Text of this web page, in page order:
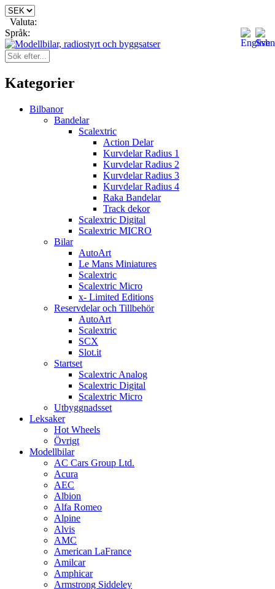
Valuta:
Språk:
Kategorier
Bilbanor
Bandelar
Scalextric
Action Delar
Kurvdelar Radius 1
Kurvdelar Radius 2
Kurvdelar Radius 3
Kurvdelar Radius 4
Raka Bandelar
Track dekor
Scalextric Digital
Scalextric MICRO
Bilar
AutoArt
Le Mans Miniatures
Scalextric
Scalextric Micro
x- Limited Editions
Reservdelar och Tillbehör
AutoArt
Scalextric
SCX
Slot.it
Startset
Scalextric Analog
Scalextric Digital
Scalextric Micro
Utbyggnadsset
Leksaker
Hot Wheels
Övrigt
Modellbilar
AC Cars Group Ltd.
Acura
AEC
Albion
Alfa Romeo
Alpine
Alvis
AMC
American LaFrance
Amilcar
Amphicar
Armstrong Siddeley